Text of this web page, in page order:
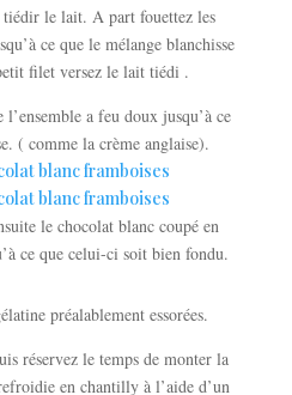
tiédir le lait. A part fouettez les
ce que le mélange blanchisse
filet versez le lait tiédi .
a feu doux jusqu’à ce
( comme la crème anglaise).
le chocolat blanc coupé en
ce que celui-ci soit bien fondu.
préalablement essorées.
réservez le temps de monter la
en chantilly à l’aide d’un